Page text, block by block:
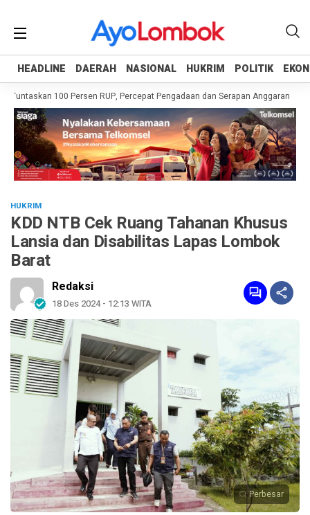
HEADLINE DAERAH NASIONAL HUKRIM POLITIK
HEADLINE DAERAH NASIONAL HUKRIM POLITIK
100 Persen RUP, Percepat Pengadaan dan Serapan Anggaran
HUKRIM
KDD NTB Cek Ruang Tahanan Khusus
Lansia dan Disabilitas Lapas Lombok
Barat
Redaksi
18 Des 2024 - 12:13 WITA
Perbesar